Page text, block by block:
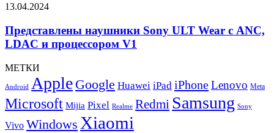
Samsung
S25
FE
Представлены
Sony
ULT
Wear
ANC,
LDAC
процессором
13.04.2024
Представлены наушники Sony ULT Wear с ANC,
LDAC и процессором V1
МЕТКИ
Android Apple Google Huawei iPad iPhoneLenovo Meta
Microsoft Mijia Pixel Realme Redmi Samsung Sony
Vivo Windows Xiaomi